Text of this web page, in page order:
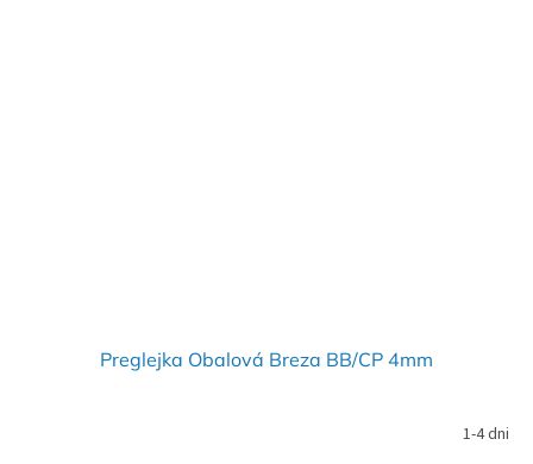
Preglejka Obalová Breza BB/CP 4mm
1-4 dni